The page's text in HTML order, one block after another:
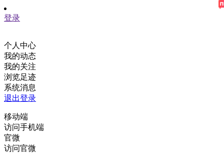
登录
个人中心
我的动态
我的关注
浏览足迹
系统消息
退出登录
移动端
访问手机端
官微
访问官微